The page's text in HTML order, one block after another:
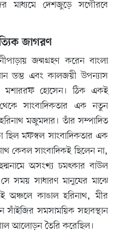
মাধ্যমে দেশজুড়ে সগৌরবে
জাগরণ
জন্মগ্রহণ করেন বাংলা
স্তম্ভ এবং কালজয়ী উপন্যাস
মশাররফ হোসেন। ঠিক একই
সাংবাদিকতার এক নতুন
মজুমদার। তাঁর সম্পাদিত
ছিল মফস্বল সাংবাদিকতার এক
কেবল সাংবাদিকই ছিলেন না,
অসংখ্য চমৎকার বাউল
সময় সাধারণ মানুষের মাঝে
অঞ্চলে কাঙাল হরিনাথ, মীর
সমসাময়িক সহাবস্থান
আলোড়ন তৈরি করেছিল।